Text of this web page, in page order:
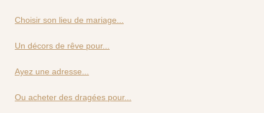
Choisir son lieu de mariage...
Un décors de rêve pour...
Ayez une adresse...
Ou acheter des dragées pour...